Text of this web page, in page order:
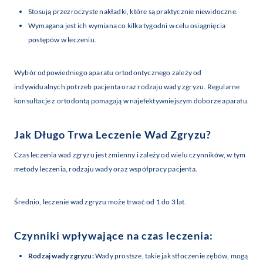
Stosują przezroczyste nakładki, które są praktycznie niewidoczne.
Wymagana jest ich wymiana co kilka tygodni w celu osiągnięcia
postępów w leczeniu.
Wybór odpowiedniego aparatu ortodontycznego zależy od
indywidualnych potrzeb pacjenta oraz rodzaju wady zgryzu. Regularne
konsultacje z ortodontą pomagają w najefektywniejszym doborze aparatu.
Jak Długo Trwa Leczenie Wad Zgryzu?
Czas leczenia wad zgryzu jest zmienny i zależy od wielu czynników, w tym
metody leczenia, rodzaju wady oraz współpracy pacjenta.
Średnio, leczenie wad zgryzu może trwać od 1 do 3 lat.
Czynniki wpływające na czas leczenia:
Rodzaj wady zgryzu:Wady prostsze, takie jak stłoczenie zębów, mogą